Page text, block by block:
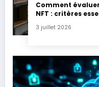
Comment
NFT : critères
3 juillet 2026